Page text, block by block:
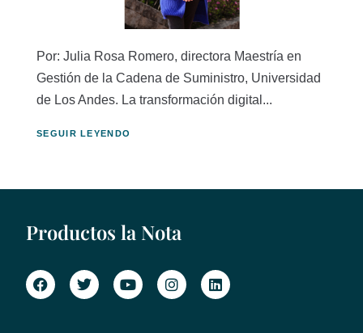
Por: Julia Rosa Romero, directora Maestría en
Gestión de la Cadena de Suministro, Universidad
de Los Andes. La transformación digital...
SEGUIR LEYENDO
Productos la Nota